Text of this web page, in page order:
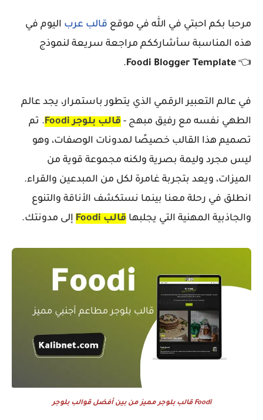
مرحبا بكم احبتي في الله في موقع قالب عرب اليوم في
هذه المناسبة سأشارككم مراجعة سريعة لنموذج
👈
Foodi Blogger Template
.
في عالم التعبير الرقمي الذي يتطور باستمرار، يجد عالم
الطهي نفسه مع رفيق مبهج - قالب بلوجر Foodi
. تم
تصميم هذا القالب خصيصًا لمدونات الوصفات، وهو
ليس مجرد وليمة بصرية ولكنه مجموعة قوية من
الميزات، ويعد بتجربة غامرة لكل من المبدعين والقراء.
انطلق في رحلة معنا بينما نستكشف الأناقة والتنوع
والجاذبية المهنية التي يجلبها قالب Foodi إلى مدونتك.
Foodi قالب بلوجر مميز من بين أفضل قوالب بلوجر